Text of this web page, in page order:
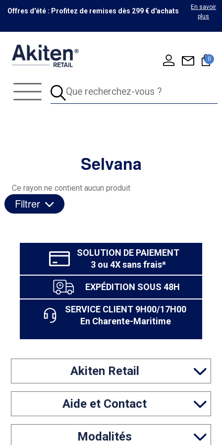
Offres d'été : Profitez de remises dès 299 € d'achats
En savoir
plus
0
Selvana
Ce rayon ne contient aucun produit
Filtrer
SOLUTION DE PAIEMENT
3 ou 4X sans frais*
EXPÉDITION SOUS 48H
SERVICE CLIENT 9H00/17H00
En Charente-Maritime
Akiten Retail
Aide et Contact
Modalités